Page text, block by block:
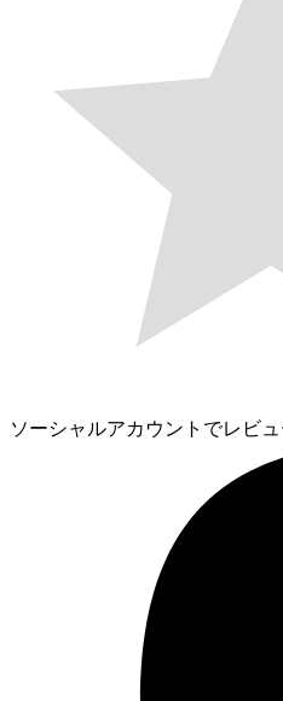
ソーシャルアカウントでレビ